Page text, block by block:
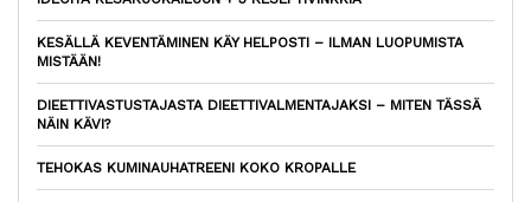
KESÄLLÄ KEVENTÄMINEN KÄY HELPOSTI – ILMAN LUOPUMISTA
MISTÄÄN!
DIEETTIVASTUSTAJASTA DIEETTIVALMENTAJAKSI – MITEN TÄSSÄ
NÄIN KÄVI?
TEHOKAS KUMINAUHATREENI KOKO KROPALLE